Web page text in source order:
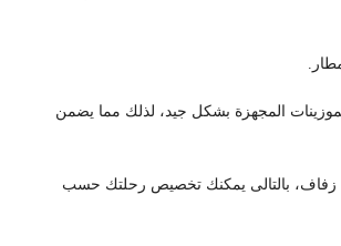
المجهزة بشكل جيد، لذلك مما يضمن
زفاف، بالتالى يمكنك تخصيص رحلتك حسب